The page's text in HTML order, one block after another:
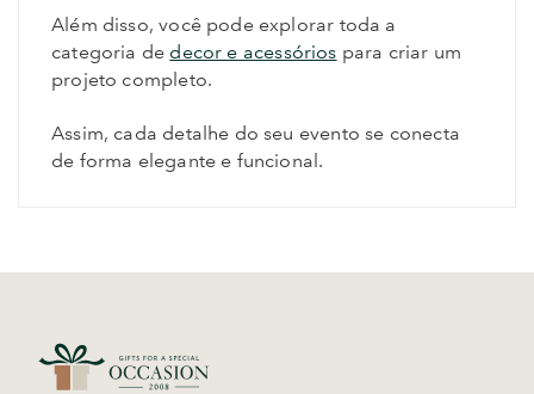
Além disso, você pode explorar toda a
categoria de decor e acessórios para criar um
projeto completo.
Assim, cada detalhe do seu evento se conecta
de forma elegante e funcional.